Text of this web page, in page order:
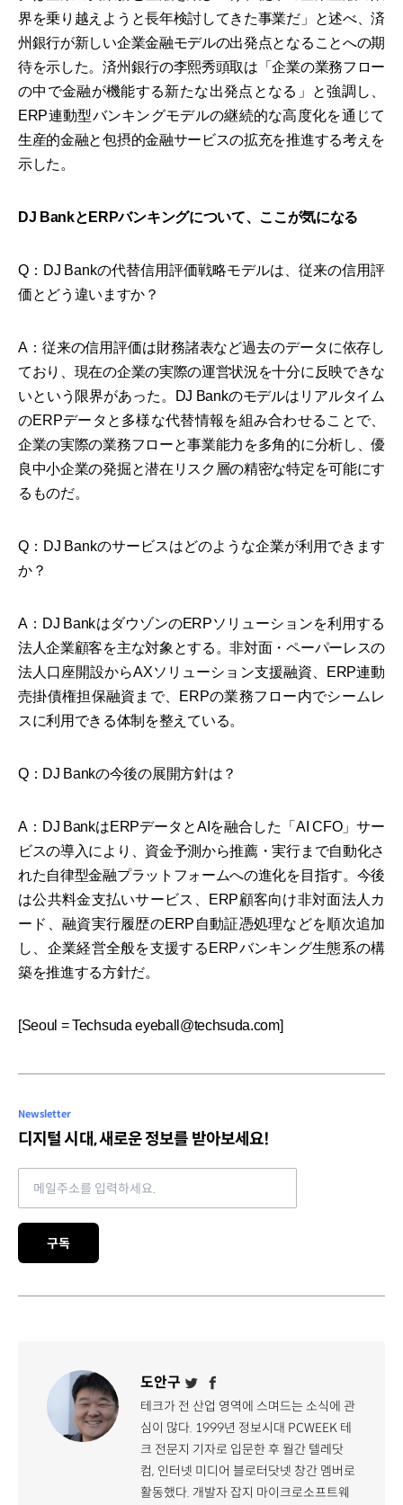
界を乗り越えようと長年検討してきた事業だ」と述べ、済
州銀行が新しい企業金融モデルの出発点となることへの期
待を示した。済州銀行の李熙秀頭取は「企業の業務フロー
の中で金融が機能する新たな出発点となる」と強調し、
ERP連動型バンキングモデルの継続的な高度化を通じて
生産的金融と包摂的金融サービスの拡充を推進する考えを
示した。
DJ BankとERPバンキングについて、ここが気になる
Q：DJ Bankの代替信用評価戦略モデルは、従来の信用評
価とどう違いますか？
A：従来の信用評価は財務諸表など過去のデータに依存し
ており、現在の企業の実際の運営状況を十分に反映できな
いという限界があった。DJ Bankのモデルはリアルタイム
のERPデータと多様な代替情報を組み合わせることで、
企業の実際の業務フローと事業能力を多角的に分析し、優
良中小企業の発掘と潜在リスク層の精密な特定を可能にす
るものだ。
Q：DJ Bankのサービスはどのような企業が利用できます
か？
A：DJ BankはダウゾンのERPソリューションを利用する
法人企業顧客を主な対象とする。非対面・ペーパーレスの
法人口座開設からAXソリューション支援融資、ERP連動
売掛債権担保融資まで、ERPの業務フロー内でシームレ
スに利用できる体制を整えている。
Q：DJ Bankの今後の展開方針は？
A：DJ BankはERPデータとAIを融合した「AI CFO」サー
ビスの導入により、資金予測から推薦・実行まで自動化さ
れた自律型金融プラットフォームへの進化を目指す。今後
は公共料金支払いサービス、ERP顧客向け非対面法人カ
ード、融資実行履歴のERP自動証憑処理などを順次追加
し、企業経営全般を支援するERPバンキング生態系の構
築を推進する方針だ。
[Seoul = Techsuda eyeball@techsuda.com]
Newsletter
디지털 시대, 새로운 정보를 받아보세요!
구독
도안구
테크가 전 산업 영역에 스며드는 소식에 관
심이 많다. 1999년 정보시대 PCWEEK 테
크 전문지 기자로 입문한 후 월간 텔레닷
컴, 인터넷 미디어 블로터닷넷 창간 멤버로
활동했다. 개발자 잡지 마이크로소프트웨